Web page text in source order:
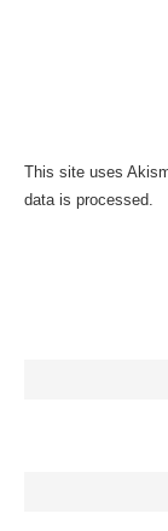
This site uses
data is processed.